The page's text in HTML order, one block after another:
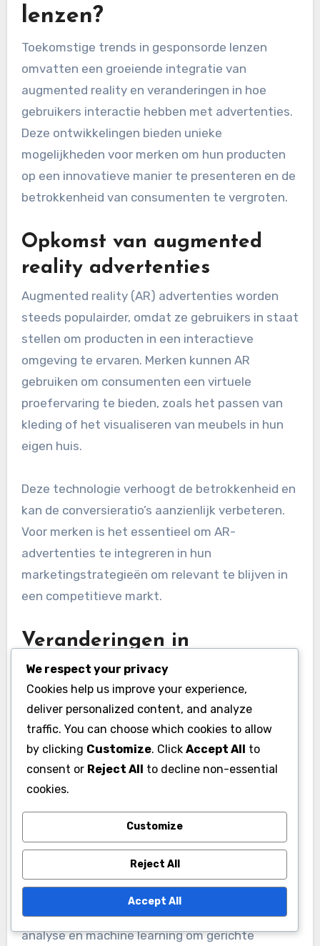
lenzen?
Toekomstige trends in gesponsorde lenzen
omvatten een groeiende integratie van
augmented reality en veranderingen in hoe
gebruikers interactie hebben met advertenties.
Deze ontwikkelingen bieden unieke
mogelijkheden voor merken om hun producten
op een innovatieve manier te presenteren en de
betrokkenheid van consumenten te vergroten.
Opkomst van augmented
reality advertenties
Augmented reality (AR) advertenties worden
steeds populairder, omdat ze gebruikers in staat
stellen om producten in een interactieve
omgeving te ervaren. Merken kunnen AR
gebruiken om consumenten een virtuele
proefervaring te bieden, zoals het passen van
kleding of het visualiseren van meubels in hun
eigen huis.
Deze technologie verhoogt de betrokkenheid en
kan de conversieratio’s aanzienlijk verbeteren.
Voor merken is het essentieel om AR-
advertenties te integreren in hun
marketingstrategieën om relevant te blijven in
een competitieve markt.
Veranderingen in
gebruikersgedrag en
technologie
advertenties verandert door de opkomst van
mobiele apparaten en sociale media.
Consumenten verwachten nu meer
wat betekent dat traditionele advertenties
minder effectief worden.
Merken moeten zich aanpassen aan deze
veranderingen door gebruik te maken van data-
analyse en machine learning om gerichte
We respect your privacy
Cookies help us improve your experience,
deliver personalized content, and analyze
traffic. You can choose which cookies to allow
by clicking Customize. Click Accept All to
consent or Reject All to decline non-essential
cookies.
Customize
Reject All
Accept All